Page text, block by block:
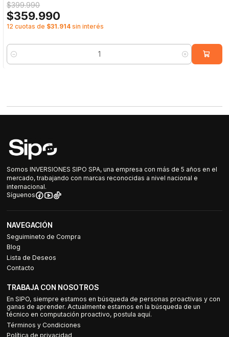
$399.990
$359.990
12 cuotas de $31.914 sin interés
Cantidad
Somos INVERSIONES SIPO SPA, una empresa con más de 5 años en el
mercado, trabajando con marcas reconocidas a nivel nacional e
internacional.
Síguenos
NAVEGACIÓN
Seguimineto de Compra
Blog
Lista de Deseos
Contacto
TRABAJA CON NOSOTROS
En SIPO, siempre estamos en búsqueda de personas proactivas y con
ganas de aprender. Actualmente estamos en la búsqueda de un
técnico en computación proactivo, postula aquí.
Términos y Condiciones
Política de privacidad